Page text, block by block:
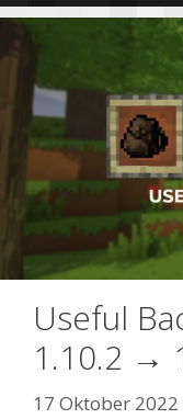
Useful
1.10.2 →
17 Oktober 2022